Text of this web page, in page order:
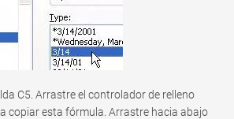
C5. Arrastre el controlador de relleno
copiar esta fórmula. Arrastre hacia abajo